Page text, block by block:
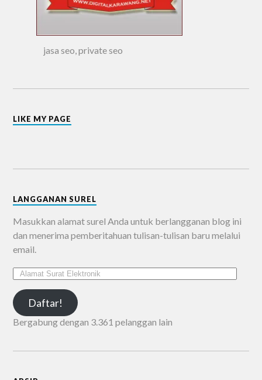
jasa seo, private seo
LIKE MY PAGE
LANGGANAN SUREL
Masukkan alamat surel Anda untuk berlangganan blog ini
dan menerima pemberitahuan tulisan-tulisan baru melalui
email.
Daftar!
Bergabung dengan 3.361 pelanggan lain